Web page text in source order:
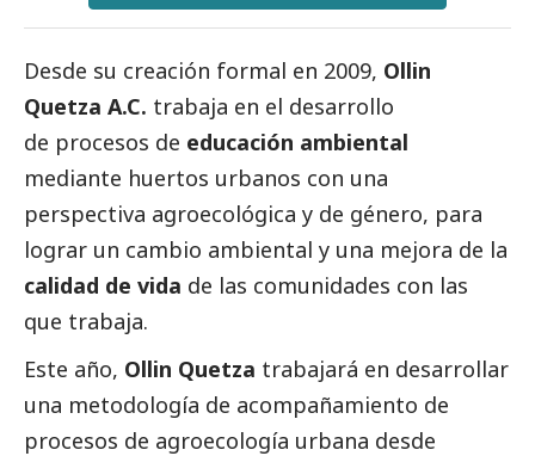
Desde su creación formal en 2009, Ollin
Quetza A.C. trabaja en el desarrollo
de procesos de educación ambiental
mediante huertos urbanos con una
perspectiva agroecológica y de género, para
lograr un cambio ambiental y una mejora de la
calidad de vida de las comunidades con las
que trabaja.
Este año, Ollin Quetza trabajará en desarrollar
una metodología de acompañamiento de
procesos de agroecología urbana desde